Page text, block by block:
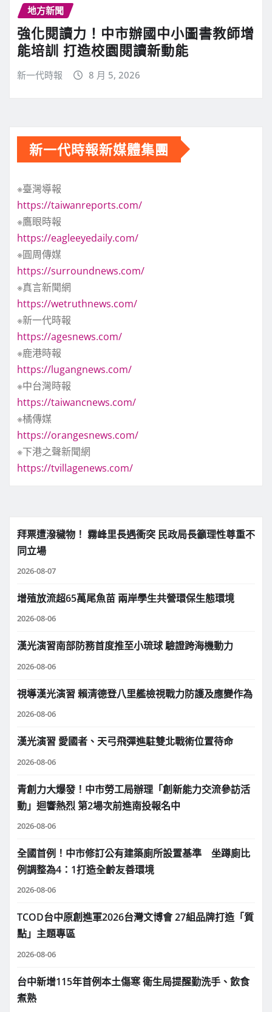
地方新聞
強化閱讀力！中市辦國中小圖書教師增
能培訓 打造校園閱讀新動能
新一代時報 8 月 5, 2026
新一代時報新媒體集團
※臺灣導報
https://taiwanreports.com/
※鷹眼時報
https://eagleeyedaily.com/
※圓周傳媒
https://surroundnews.com/
※真言新聞網
https://wetruthnews.com/
※新一代時報
https://agesnews.com/
※鹿港時報
https://lugangnews.com/
※中台灣時報
https://taiwancnews.com/
※橘傳媒
https://orangesnews.com/
※下港之聲新聞網
https://tvillagenews.com/
拜票遭潑穢物！ 霧峰里長遇衝突 民政局長籲理性尊重不
同立場
2026-08-07
增殖放流超65萬尾魚苗 兩岸學生共營環保生態環境
2026-08-06
漢光演習南部防務首度推至小琉球 驗證跨海機動力
2026-08-06
視導漢光演習 賴清德登八里艦檢視戰力防護及應變作為
2026-08-06
漢光演習 愛國者、天弓飛彈進駐雙北戰術位置待命
2026-08-06
青創力大爆發！中市勞工局辦理「創新能力交流參訪活
動」迴響熱烈 第2場次前進南投報名中
2026-08-06
全國首例！中市修訂公有建築廁所設置基準 坐蹲廁比
例調整為4：1打造全齡友善環境
2026-08-06
TCOD台中原創進軍2026台灣文博會 27組品牌打造「質
點」主題專區
2026-08-06
台中新增115年首例本土傷寒 衛生局提醒勤洗手、飲食
煮熟